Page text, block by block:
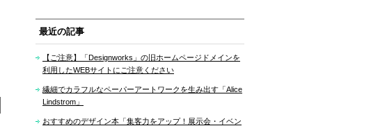
最近の記事
【ご注意】「Designworks」の旧ホームページドメインを
利用したWEBサイトにご注意ください
繊細でカラフルなペーパーアートワークを生み出す「Alice
Lindstrom」
おすすめのデザイン本「集客力をアップ！展示会・イベン